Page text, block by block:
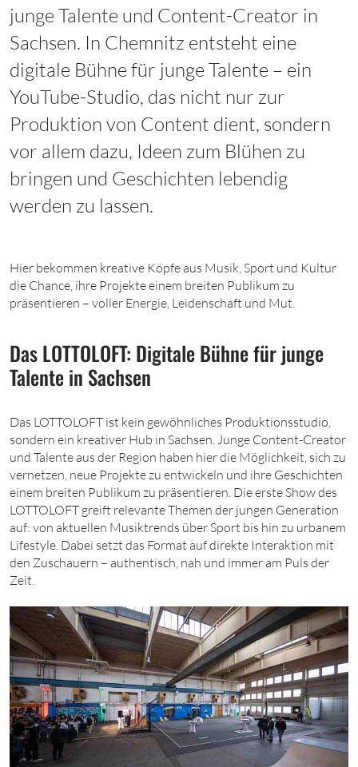
junge Talente und Content-Creator in
Sachsen. In Chemnitz entsteht eine
digitale Bühne für junge Talente – ein
YouTube-Studio, das nicht nur zur
Produktion von Content dient, sondern
vor allem dazu, Ideen zum Blühen zu
bringen und Geschichten lebendig
werden zu lassen.
Hier bekommen kreative Köpfe aus Musik, Sport und Kultur
die Chance, ihre Projekte einem breiten Publikum zu
präsentieren – voller Energie, Leidenschaft und Mut.
Das LOTTOLOFT: Digitale Bühne für junge
Talente in Sachsen
Das LOTTOLOFT ist kein gewöhnliches Produktionsstudio,
sondern ein kreativer Hub in Sachsen. Junge Content-Creator
und Talente aus der Region haben hier die Möglichkeit, sich zu
vernetzen, neue Projekte zu entwickeln und ihre Geschichten
einem breiten Publikum zu präsentieren. Die erste Show des
LOTTOLOFT greift relevante Themen der jungen Generation
auf: von aktuellen Musiktrends über Sport bis hin zu urbanem
Lifestyle. Dabei setzt das Format auf direkte Interaktion mit
den Zuschauern – authentisch, nah und immer am Puls der
Zeit.